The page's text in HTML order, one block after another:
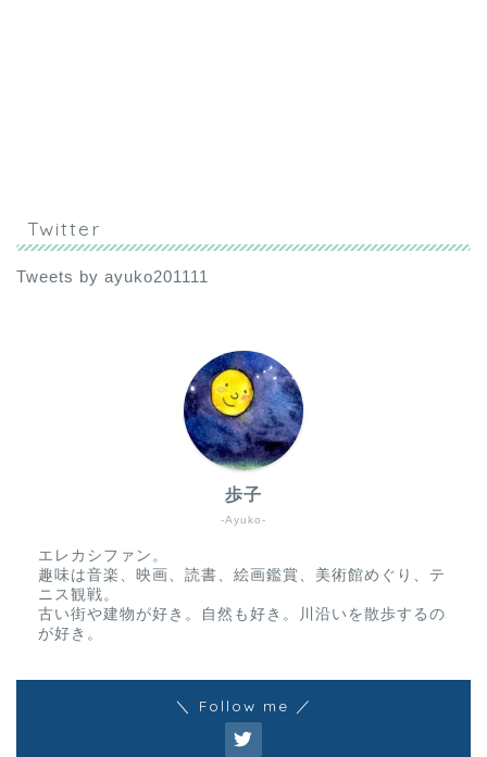
Twitter
Tweets by ayuko201111
-Ayuko-
歩子
エレカシファン。
趣味は音楽、映画、読書、絵画鑑賞、美術館めぐり、テ
ニス観戦。
古い街や建物が好き。自然も好き。川沿いを散歩するの
が好き。
＼ Follow me ／